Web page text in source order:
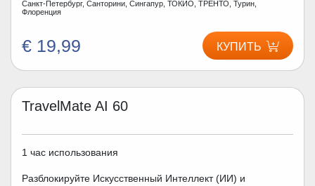
Санкт-Петербург, Санторини, Сингапур, ТОКИО, ТРЕНТО, Турин,
Флоренция
€ 19,99 КУПИТЬ
TravelMate AI 60
1 час использования
Разблокируйте Искусственный Интеллект (ИИ) и